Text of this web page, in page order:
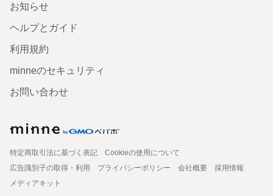
お知らせ
ヘルプとガイド
利用規約
minneのセキュリティ
お問い合わせ
特定商取引法に基づく表記
Cookieの使用について
広告識別子の取得・利用
プライバシーポリシー 会社概要
採用情報
メディアキット